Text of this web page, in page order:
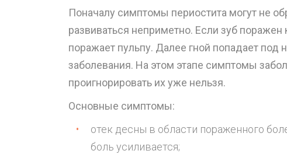
Поначалу симптомы периостита могут не
развиваться неприметно. Если зуб
поражает пульпу. Далее гной попадает под
заболевания. На этом этапе симптомы
проигнорировать их уже нельзя.
Основные симптомы:
отек десны в области пораженного
боль усиливается;